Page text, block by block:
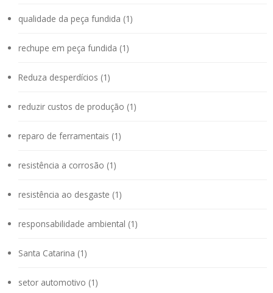
qualidade da peça fundida (1)
rechupe em peça fundida (1)
Reduza desperdícios (1)
reduzir custos de produção (1)
reparo de ferramentais (1)
resistência a corrosão (1)
resistência ao desgaste (1)
responsabilidade ambiental (1)
Santa Catarina (1)
setor automotivo (1)